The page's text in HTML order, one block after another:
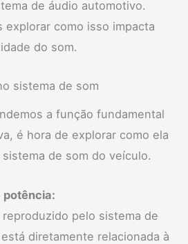
de áudio automotivo.
explorar como isso impacta
do som.
sistema de som
a função fundamental
é hora de explorar como ela
de som do veículo.
potência:
pelo sistema de
diretamente relacionada à